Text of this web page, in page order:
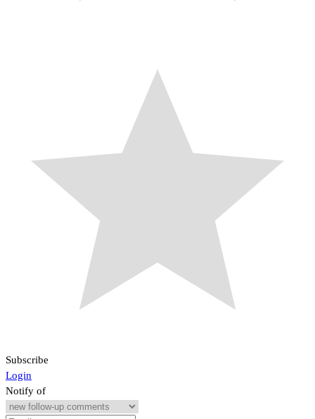
Subscribe
Login
Notify of